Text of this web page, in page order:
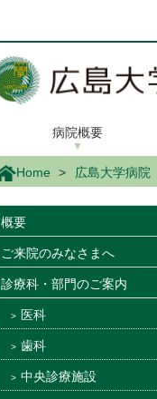
病院概要
Home 広島大学病院
概要
ご来院のみなさまへ
診療科・部門のご案内
医科
歯科
中央診療施設